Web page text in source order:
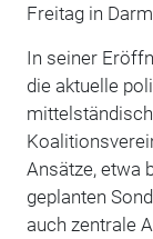
Freitag in
In seiner
die aktuelle
Ansätze, etwa
geplanten
auch zentrale